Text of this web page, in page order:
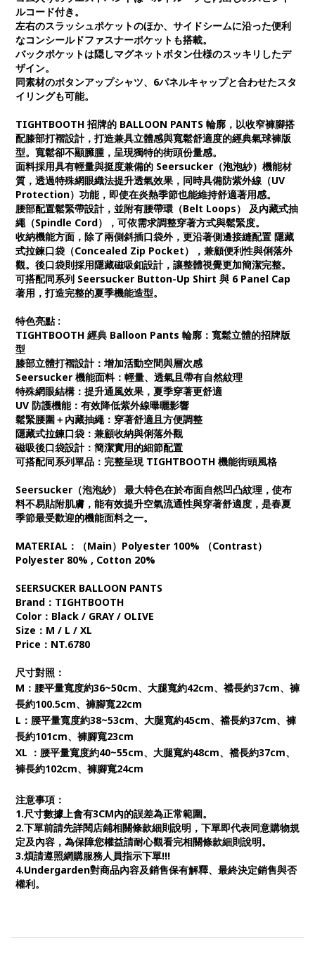
ルコード付き。
左右のスラッシュポケットのほか、サイドシームに沿った便利
なコンシールドファスナーポケットも搭載。
バックポケットは隠しマグネットボタン仕様のスッキリしたデ
ザイン。
同素材のボタンアップシャツ、6パネルキャップと合わせたスタ
イリングも可能。
TIGHTBOOTH 招牌的 BALLOON PANTS 輪廓，以收窄褲腳搭
配膝部打褶設計，打造兼具立體感與寬鬆舒適度的經典氣球褲版
型。寬鬆卻不顯臃腫，呈現獨特的街頭份量感。
面料採用具有輕量與挺度兼備的 Seersucker（泡泡紗）機能材
質，透過特殊網眼織法提升透氣效果，同時具備防紫外線（UV
Protection）功能，即使在炎熱季節也能維持舒適著用感。
腰部配置鬆緊帶設計，並附有腰帶環（Belt Loops） 及內藏式抽
繩（Spindle Cord），可依需求調整穿著方式與鬆緊度。
收納機能方面，除了兩側斜插口袋外，更沿著側邊接縫配置 隱藏
式拉鍊口袋（Concealed Zip Pocket），兼顧便利性與俐落外
觀。後口袋則採用隱藏磁吸釦設計，讓整體視覺更加簡潔完整。
可搭配同系列 Seersucker Button-Up Shirt 與 6 Panel Cap
著用，打造完整的夏季機能造型。
特色亮點 :
TIGHTBOOTH 經典 Balloon Pants 輪廓：寬鬆立體的招牌版
型
膝部立體打褶設計：增加活動空間與層次感
Seersucker 機能面料：輕量、透氣且帶有自然紋理
特殊網眼結構：提升通風效果，夏季穿著更舒適
UV 防護機能：有效降低紫外線曝曬影響
鬆緊腰圍＋內藏抽繩：穿著舒適且方便調整
隱藏式拉鍊口袋：兼顧收納與俐落外觀
磁吸後口袋設計：簡潔實用的細節配置
可搭配同系列單品：完整呈現 TIGHTBOOTH 機能街頭風格
Seersucker（泡泡紗） 最大特色在於布面自然凹凸紋理，使布
料不易貼附肌膚，能有效提升空氣流通性與穿著舒適度，是春夏
季節最受歡迎的機能面料之一。
MATERIAL：（Main）Polyester 100% （Contrast）
Polyester 80% , Cotton 20%
SEERSUCKER BALLOON PANTS
Brand：TIGHTBOOTH
Color：Black / GRAY / OLIVE
Size：M / L / XL
Price：NT.6780
尺寸對照：
M：腰平量寬度約36~50cm、大腿寬約42cm、襠長約37cm、褲
長約100.5cm、褲腳寬22cm
L：腰平量寬度約38~53cm、大腿寬約45cm、襠長約37cm、褲
長約101cm、褲腳寬23cm
XL ：腰平量寬度約40~55cm、大腿寬約48cm、襠長約37cm、
褲長約102cm、褲腳寬24cm
注意事項：
1.尺寸數據上會有3CM內的誤差為正常範圍。
2.下單前請先詳閱店鋪相關條款細則說明，下單即代表同意購物規
定及內容，為保障您權益請耐心觀看完相關條款細則說明。
3.煩請遵照網購服務人員指示下單!!!
4.Undergarden對商品內容及銷售保有解釋、最終決定銷售與否
權利。